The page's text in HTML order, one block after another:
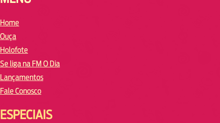
Home
Ouça
Holofote
Se liga na FM O Dia
Lançamentos
Fale Conosco
ESPECIAIS